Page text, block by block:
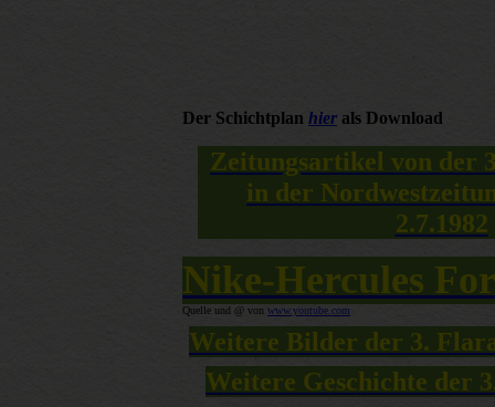
Der Schichtplan hier als Download
Zeitungsartikel von der
in der
2.7.1982
Nike-Hercules
Quelle und @ von www.youtube.com
Weitere Bilder der 3.
Weitere Geschichte der